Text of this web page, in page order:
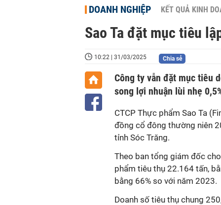
DOANH NGHIỆP KẾT QUẢ KINH
Sao Ta đặt mục tiêu
10:22 | 31/03/2025 Chia sẻ
Công ty vẫn đặt mục tiêu
song lợi nhuận lùi nhẹ
CTCP Thực phẩm Sao Ta
đồng cổ đông thường niên
tỉnh Sóc Trăng.
Theo ban tổng giám đốc
phẩm tiêu thụ 22.164 tấn,
bằng 66% so với năm 2023.
Doanh số tiêu thụ chung